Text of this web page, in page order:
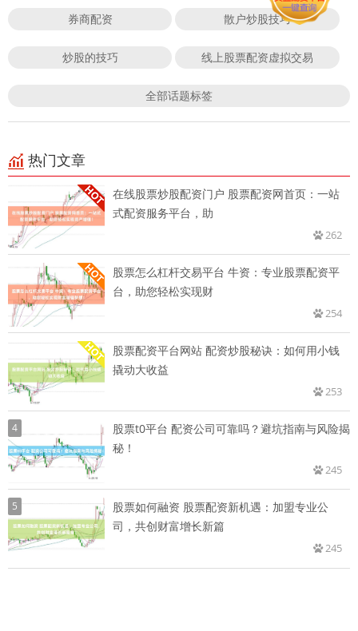
券商配资 散户炒股技巧
炒股的技巧 线上股票配资虚拟交易
全部话题标签
热门文章
在线股票炒股配资门户 股票配资网首页：一站
式配资服务平台，助
262
股票怎么杠杆交易平台 牛资：专业股票配资平
台，助您轻松实现财
254
股票配资平台网站 配资炒股秘诀：如何用小钱
撬动大收益
253
4
股票t0平台 配资公司可靠吗？避坑指南与风险揭
秘！
245
5
股票如何融资 股票配资新机遇：加盟专业公
司，共创财富增长新篇
245